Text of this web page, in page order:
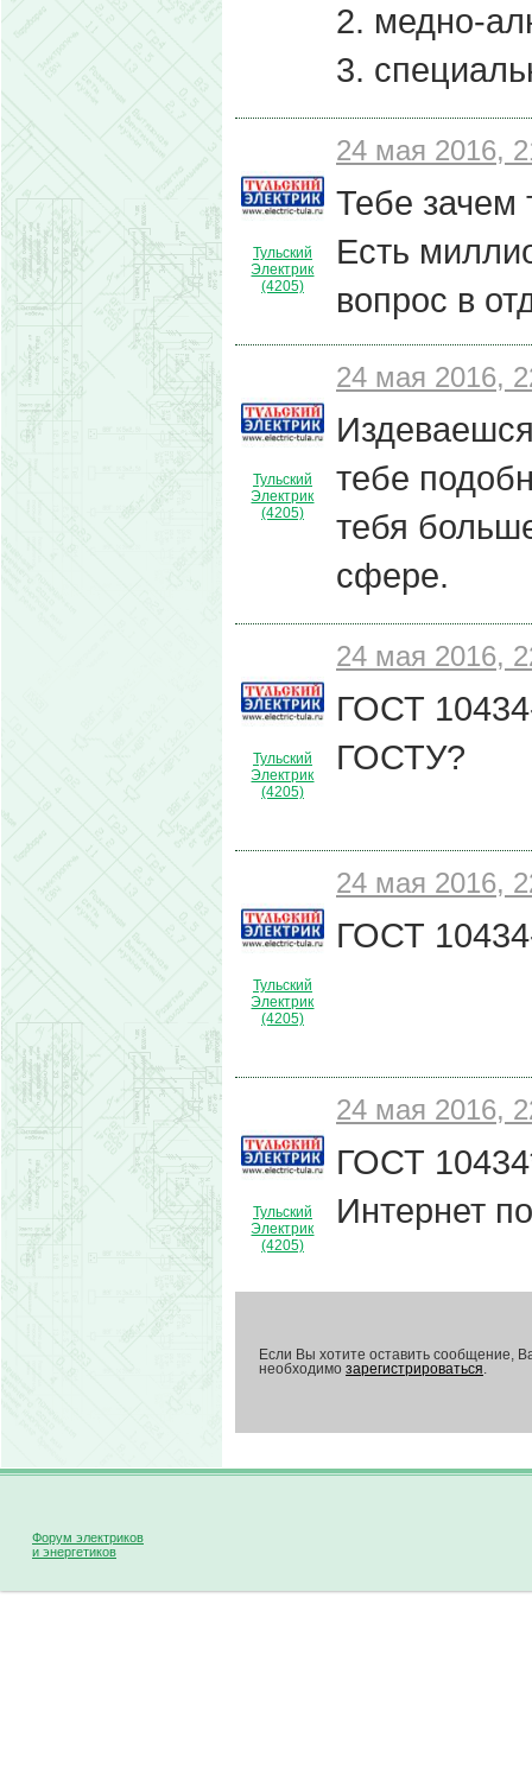
2. медно-
3.
Тульский
Электрик
(4205)
24 мая 2016,
Тебе зачем
Есть
вопрос в
Тульский
Электрик
(4205)
24 мая 2016,
тебе
тебя
сфере.
Тульский
Электрик
(4205)
24 мая 2016,
ГОСТ
ГОСТУ?
Тульский
Электрик
(4205)
24 мая 2016,
ГОСТ
Тульский
Электрик
(4205)
24 мая 2016,
ГОСТ
Интернет
Если Вы хотите оставить сообщение,
необходимо зарегистрироваться.
Форум электриков
и энергетиков